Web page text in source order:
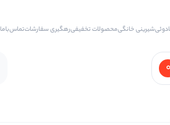
شیرینی خانگیمحصولات تخفیفیرهگیری سفارشاتتماس‌با‌ما
0